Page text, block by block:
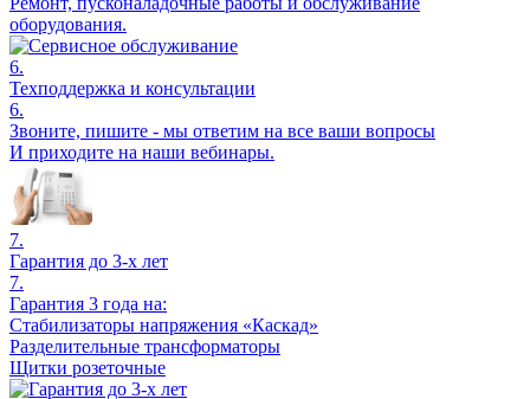
оборудования.
6.
Техподдержка и консультации
6.
Звоните, пишите - мы ответим на все ваши вопросы
И приходите на наши вебинары.
7.
Гарантия до 3-х лет
7.
Гарантия 3 года на:
Стабилизаторы напряжения «Каскад»
Разделительные трансформаторы
Щитки розеточные